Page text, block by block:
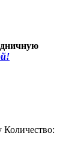
Количество: